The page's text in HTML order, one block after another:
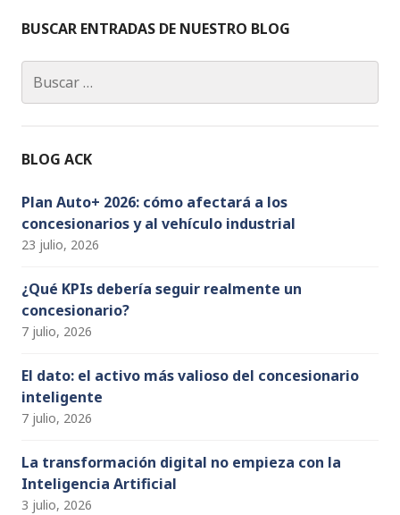
c
e
b
o
a
g
ra
k
e
dI
it
te
r
u
T
u
h
a
n
BUSCAR ENTRADAS DE NUESTRO BLOG
BLOG ACK
Plan Auto+ 2026: cómo afectará a los
concesionarios y al vehículo industrial
23 julio, 2026
¿Qué KPIs debería seguir realmente un
concesionario?
7 julio, 2026
El dato: el activo más valioso del concesionario
inteligente
7 julio, 2026
La transformación digital no empieza con la
Inteligencia Artificial
3 julio, 2026